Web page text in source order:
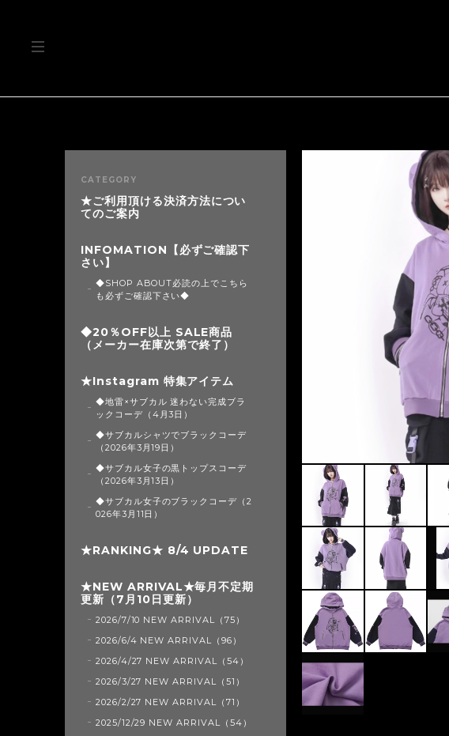
CATEGORY
★ご利用頂ける決済方法につい
てのご案内
INFOMATION【必ずご確認下
さい】
◆SHOP ABOUT必読の上でこちら
も必ずご確認下さい◆
◆20％OFF以上 SALE商品
（メーカー在庫次第で終了）
★Instagram 特集アイテム
◆地雷×サブカル 迷わない完成ブラ
ックコーデ（4月3日）
◆サブカルシャツでブラックコーデ
（2026年3月19日）
◆サブカル女子の黒トップスコーデ
（2026年3月13日）
◆サブカル女子のブラックコーデ（2
026年3月11日）
★RANKING★ 8/4 UPDATE
★NEW ARRIVAL★毎月不定期
更新（7月10日更新）
2026/7/10 NEW ARRIVAL（75）
2026/6/4 NEW ARRIVAL（96）
2026/4/27 NEW ARRIVAL（54）
2026/3/27 NEW ARRIVAL（51）
2026/2/27 NEW ARRIVAL（71）
2025/12/29 NEW ARRIVAL（54）